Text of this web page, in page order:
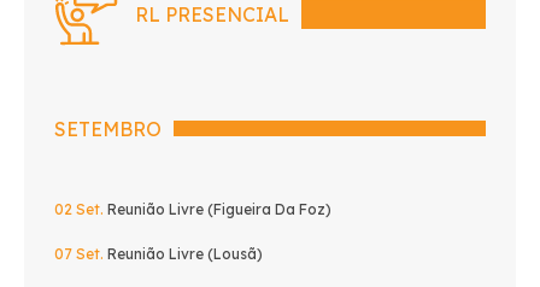
RL PRESENCIAL
SETEMBRO
02 Set. Reunião Livre (Figueira Da Foz)
07 Set. Reunião Livre (Lousã)